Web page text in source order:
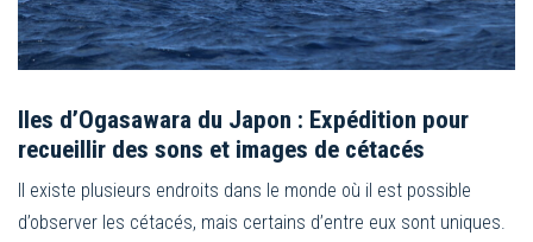
Iles d’Ogasawara du Japon : Expédition pour
recueillir des sons et images de cétacés
Il existe plusieurs endroits dans le monde où il est possible
d’observer les cétacés, mais certains d’entre eux sont uniques.